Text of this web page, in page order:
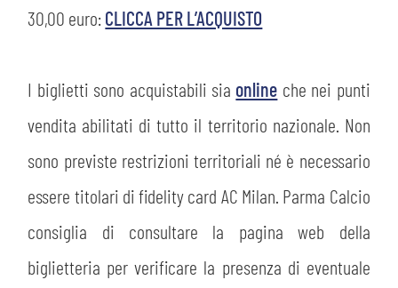
LAVORA CON NOI
INFORMATIVA FINANZIARIA
ACADEMY
LEGENDS
PARTNER
MEDIA
30,00 euro:CLICCA PER L’ACQUISTO
I biglietti sono acquistabili sia online che nei punti
vendita abilitati di tutto il territorio nazionale. Non
sono previste restrizioni territoriali né è necessario
essere titolari di fidelity card AC Milan. Parma Calcio
consiglia di consultare la pagina web della
biglietteria per verificare la presenza di eventuale